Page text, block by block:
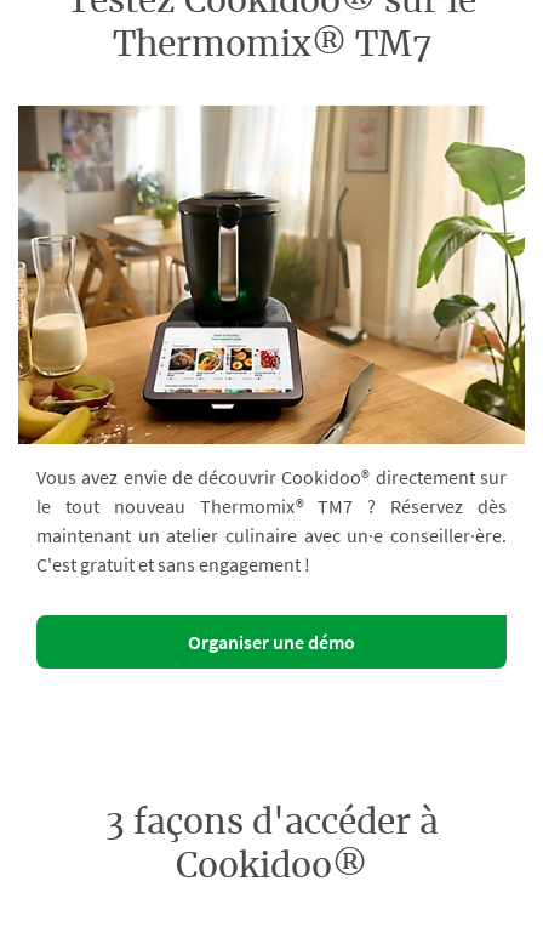
Thermomix® TM7
Vous avez envie de découvrir Cookidoo® directement sur
le tout nouveau Thermomix® TM7 ? Réservez dès
maintenant un atelier culinaire avec un·e conseiller·ère.
C'est gratuit et sans engagement !
Organiser une démo
3 façons d'accéder à
Cookidoo®